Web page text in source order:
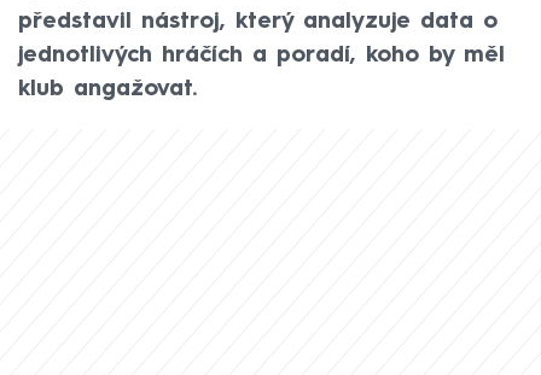
představil nástroj, který analyzuje data o
jednotlivých hráčích a poradí, koho by měl
klub angažovat.